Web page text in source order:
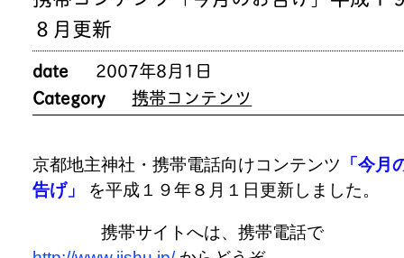
８月更新
date
2007年8月1日
Category
携帯コンテンツ
京都地主神社・携帯電話向けコンテンツ 「今月
告げ」
を平成１９年８月１日更新しました。
携帯サイトへは、携帯電話で